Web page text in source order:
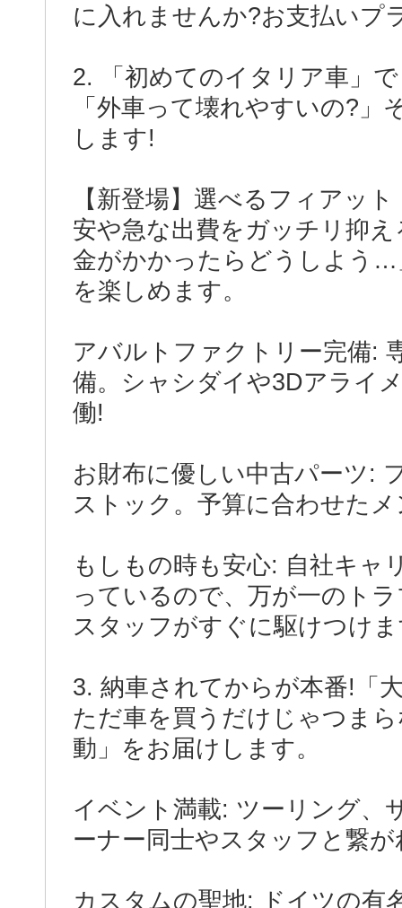
に入れませんか?お支払いプ
2. 「初めてのイタリア車」
「外車って壊れやすいの?
します!
【新登場】選べるフィアッ
安や急な出費をガッチリ抑
金がかかったらどうしよう
を楽しめます。
アバルトファクトリー完備:
備。シャシダイや3Dアライ
働!
お財布に優しい中古パーツ:
ストック。予算に合わせた
もしもの時も安心: 自社キャ
っているので、万が一のト
スタッフがすぐに駆けつけ
3. 納車されてからが本番!「
ただ車を買うだけじゃつま
動」をお届けします。
イベント満載: ツーリング、
ーナー同士やスタッフと繋
カスタムの聖地: ドイツの有